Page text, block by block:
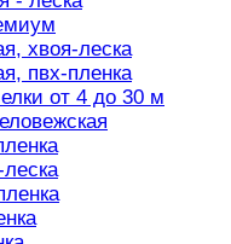
хвоя-леска
пвх-пленка
от 4 до 30 м